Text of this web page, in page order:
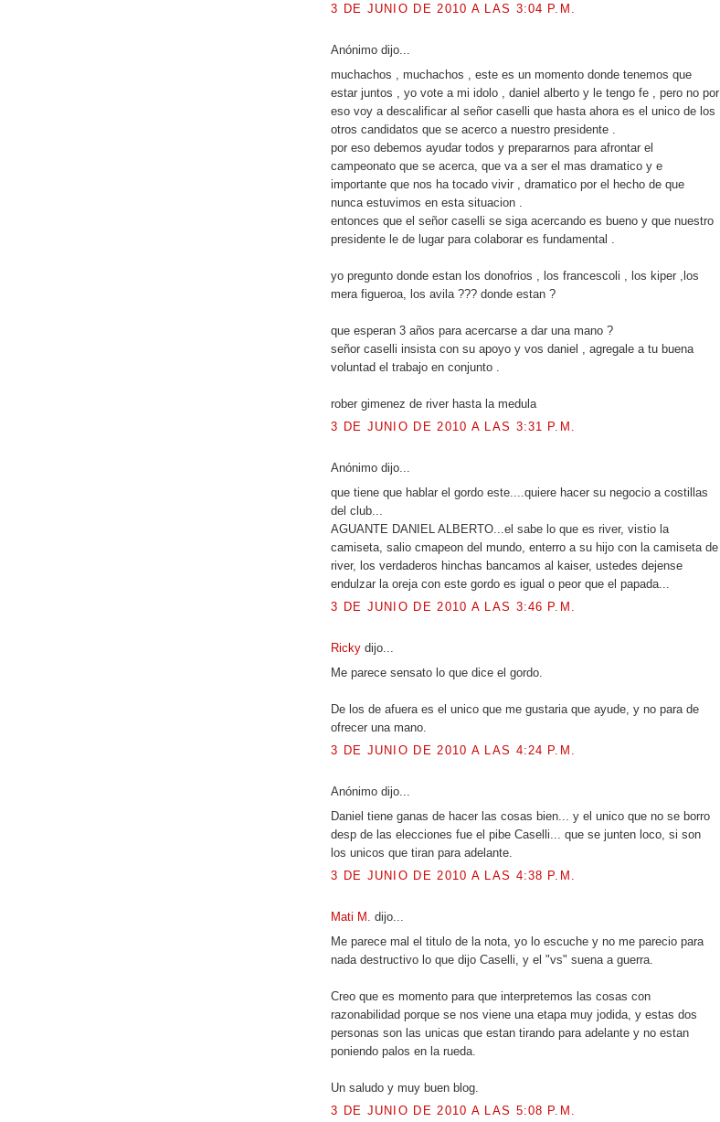
3 DE JUNIO DE 2010 A LAS 3:04 P.M.
Anónimo dijo...
muchachos , muchachos , este es un momento donde tenemos que
estar juntos , yo vote a mi idolo , daniel alberto y le tengo fe , pero no por
eso voy a descalificar al señor caselli que hasta ahora es el unico de los
otros candidatos que se acerco a nuestro presidente .
por eso debemos ayudar todos y prepararnos para afrontar el
campeonato que se acerca, que va a ser el mas dramatico y e
importante que nos ha tocado vivir , dramatico por el hecho de que
nunca estuvimos en esta situacion .
entonces que el señor caselli se siga acercando es bueno y que nuestro
presidente le de lugar para colaborar es fundamental .
yo pregunto donde estan los donofrios , los francescoli , los kiper ,los
mera figueroa, los avila ??? donde estan ?
que esperan 3 años para acercarse a dar una mano ?
señor caselli insista con su apoyo y vos daniel , agregale a tu buena
voluntad el trabajo en conjunto .
rober gimenez de river hasta la medula
3 DE JUNIO DE 2010 A LAS 3:31 P.M.
Anónimo dijo...
que tiene que hablar el gordo este....quiere hacer su negocio a costillas
del club...
AGUANTE DANIEL ALBERTO...el sabe lo que es river, vistio la
camiseta, salio cmapeon del mundo, enterro a su hijo con la camiseta de
river, los verdaderos hinchas bancamos al kaiser, ustedes dejense
endulzar la oreja con este gordo es igual o peor que el papada...
3 DE JUNIO DE 2010 A LAS 3:46 P.M.
Ricky dijo...
Me parece sensato lo que dice el gordo.
De los de afuera es el unico que me gustaria que ayude, y no para de
ofrecer una mano.
3 DE JUNIO DE 2010 A LAS 4:24 P.M.
Anónimo dijo...
Daniel tiene ganas de hacer las cosas bien... y el unico que no se borro
desp de las elecciones fue el pibe Caselli... que se junten loco, si son
los unicos que tiran para adelante.
3 DE JUNIO DE 2010 A LAS 4:38 P.M.
Mati M. dijo...
Me parece mal el titulo de la nota, yo lo escuche y no me parecio para
nada destructivo lo que dijo Caselli, y el "vs" suena a guerra.
Creo que es momento para que interpretemos las cosas con
razonabilidad porque se nos viene una etapa muy jodida, y estas dos
personas son las unicas que estan tirando para adelante y no estan
poniendo palos en la rueda.
Un saludo y muy buen blog.
3 DE JUNIO DE 2010 A LAS 5:08 P.M.